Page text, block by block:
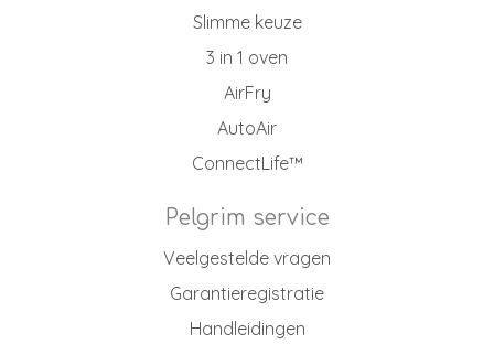
Slimme keuze
3 in 1 oven
AirFry
AutoAir
ConnectLife™
Pelgrim service
Veelgestelde vragen
Garantieregistratie
Handleidingen